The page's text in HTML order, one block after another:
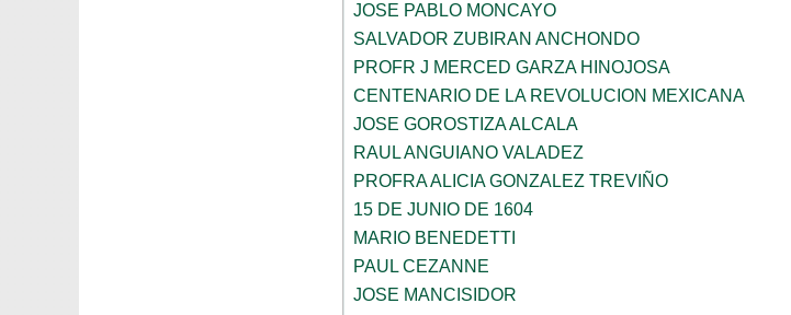
JOSE PABLO MONCAYO
SALVADOR ZUBIRAN ANCHONDO
PROFR J MERCED GARZA HINOJOSA
CENTENARIO DE LA REVOLUCION MEXICANA
JOSE GOROSTIZA ALCALA
RAUL ANGUIANO VALADEZ
PROFRA ALICIA GONZALEZ TREVIÑO
15 DE JUNIO DE 1604
MARIO BENEDETTI
PAUL CEZANNE
JOSE MANCISIDOR